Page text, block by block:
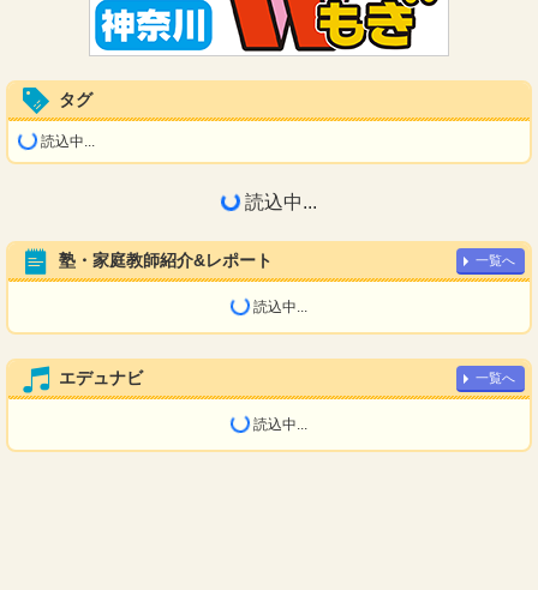
タグ
読込中...
読込中...
塾・家庭教師紹介&レポート 一覧へ
読込中...
エデュナビ 一覧へ
読込中...